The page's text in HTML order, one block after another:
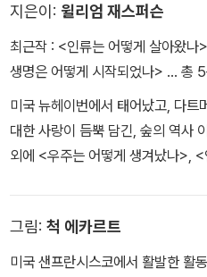
지은이: 윌리엄 재스퍼슨
최근작 : <인류는 어떻게 살아왔나>
생명은 어떻게 시작되었나> … 총
미국 뉴헤이번에서 태어났고, 다트
대한 사랑이 듬뿍 담긴, 숲의 역사
외에 <우주는 어떻게 생겨났나>,
그림: 척 에카르트
미국 샌프란시스코에서 활발한 활